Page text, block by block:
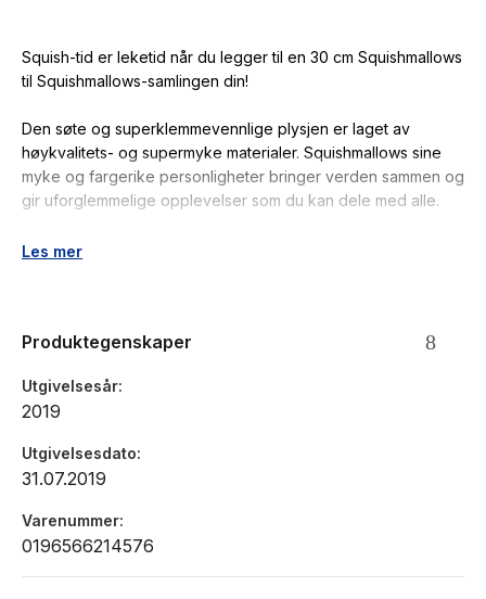
Squish-tid er leketid når du legger til en 30 cm Squishmallows
til Squishmallows-samlingen din!
Den søte og superklemmevennlige plysjen er laget av
høykvalitets- og supermyke materialer. Squishmallows sine
myke og fargerike personligheter bringer verden sammen og
gir uforglemmelige opplevelser som du kan dele med alle.
De er tilgjengelige i forskjellige størrelser og farger, og hver
Størrelse: 30 cm
Les mer
Produktegenskaper
Utgivelsesår
2019
Utgivelsesdato
31.07.2019
Varenummer
0196566214576